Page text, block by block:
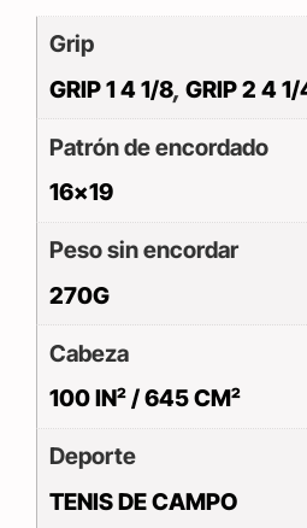
Grip
GRIP 1 4 1/8, GRIP 2 4
Patrón de encordado
16×19
Peso sin encordar
270G
Cabeza
100 IN² / 645 CM²
Deporte
TENIS DE CAMPO